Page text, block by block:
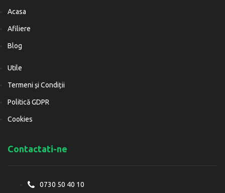
Acasa
Afiliere
Blog
Utile
Termeni și Condiții
Politică GDPR
Cookies
Contactati-ne
0730 50 40 10